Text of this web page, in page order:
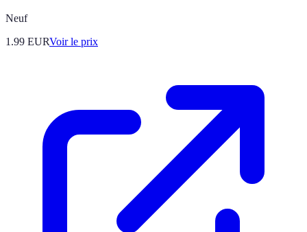
Neuf
1.99 EURVoir le prix